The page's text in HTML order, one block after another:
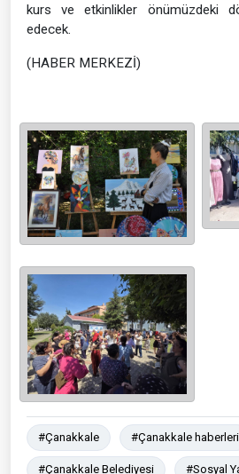
kurs ve etkinlikler önümüzdeki
edecek.
(HABER MERKEZİ)
#Çanakkale #Çanakkale haberleri
#Çanakkale Belediyesi #Sosyal